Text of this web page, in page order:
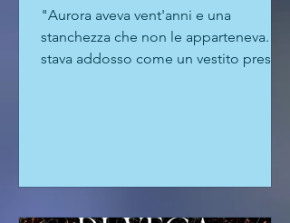
"Aurora aveva vent'anni e una
stanchezza che non le apparteneva. Le
stava addosso come un vestito preso
nuotare, appena pubblicato da Bré